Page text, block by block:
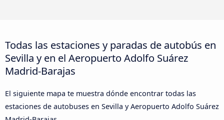
Todas las estaciones y paradas de autobús en
Sevilla y en el Aeropuerto Adolfo Suárez
Madrid-Barajas
El siguiente mapa te muestra dónde encontrar todas las
estaciones de autobuses en Sevilla y Aeropuerto Adolfo Suárez